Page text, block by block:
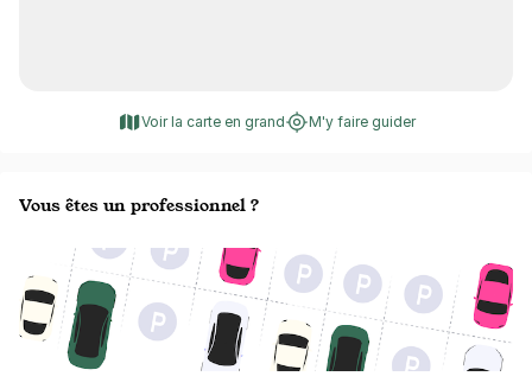
Voir la carte en grand M'y faire guider
Vous êtes un professionnel ?